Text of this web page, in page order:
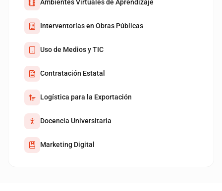
Ambientes Virtuales de Aprendizaje
Interventorías en Obras Públicas
Uso de Medios y TIC
Contratación Estatal
Logística para la Exportación
Docencia Universitaria
Marketing Digital